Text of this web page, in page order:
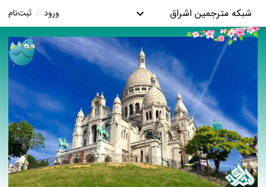
شبکه مترجمین اشراق ورود / ثبت‌نام